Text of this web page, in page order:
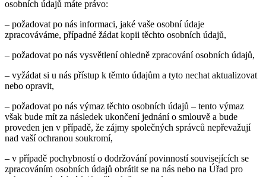
osobních údajů máte právo:
– požadovat po nás informaci, jaké vaše osobní údaje
zpracováváme, případné žádat kopii těchto osobních údajů,
– požadovat po nás vysvětlení ohledně zpracování osobních údajů,
– vyžádat si u nás přístup k těmto údajům a tyto nechat aktualizovat
nebo opravit,
– požadovat po nás výmaz těchto osobních údajů – tento výmaz
však bude mít za následek ukončení jednání o smlouvě a bude
proveden jen v případě, že zájmy společných správců nepřevažují
nad vaší ochranou soukromí,
– v případě pochybností o dodržování povinností souvisejících se
zpracováním osobních údajů obrátit se na nás nebo na Úřad pro